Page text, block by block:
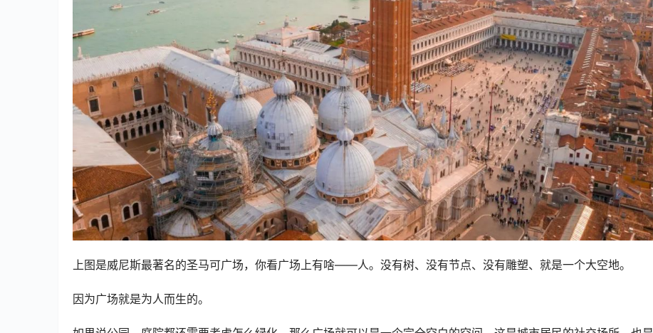
上图是威尼斯最著名的圣马可广场，你看广场上有啥——人。没有树、没有节点、没有雕塑、就是一个大空地。
因为广场就是为人而生的。